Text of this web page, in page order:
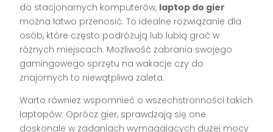
do stacjonarnych komputerów, laptop do gier
można łatwo przenosić. To idealne rozwiązanie dla
osób, które często podróżują lub lubią grać w
różnych miejscach. Możliwość zabrania swojego
gamingowego sprzętu na wakacje czy do
znajomych to niewątpliwa zaleta.
Warto również wspomnieć o wszechstronności takich
laptopów. Oprócz gier, sprawdzają się one
doskonale w zadaniach wymagających dużej mocy